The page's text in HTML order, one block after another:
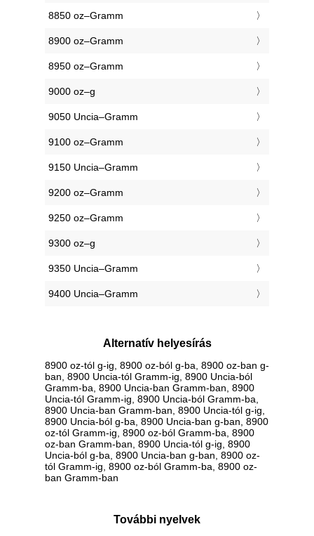
8850 oz–Gramm
8900 oz–Gramm
8950 oz–Gramm
9000 oz–g
9050 Uncia–Gramm
9100 oz–Gramm
9150 Uncia–Gramm
9200 oz–Gramm
9250 oz–Gramm
9300 oz–g
9350 Uncia–Gramm
9400 Uncia–Gramm
Alternatív helyesírás
8900 oz-tól g-ig, 8900 oz-ból g-ba, 8900 oz-ban g-
ban, 8900 Uncia-tól Gramm-ig, 8900 Uncia-ból
Gramm-ba, 8900 Uncia-ban Gramm-ban, 8900
Uncia-tól Gramm-ig, 8900 Uncia-ból Gramm-ba,
8900 Uncia-ban Gramm-ban, 8900 Uncia-tól g-ig,
8900 Uncia-ból g-ba, 8900 Uncia-ban g-ban, 8900
oz-tól Gramm-ig, 8900 oz-ból Gramm-ba, 8900
oz-ban Gramm-ban, 8900 Uncia-tól g-ig, 8900
Uncia-ból g-ba, 8900 Uncia-ban g-ban, 8900 oz-
tól Gramm-ig, 8900 oz-ból Gramm-ba, 8900 oz-
ban Gramm-ban
További nyelvek